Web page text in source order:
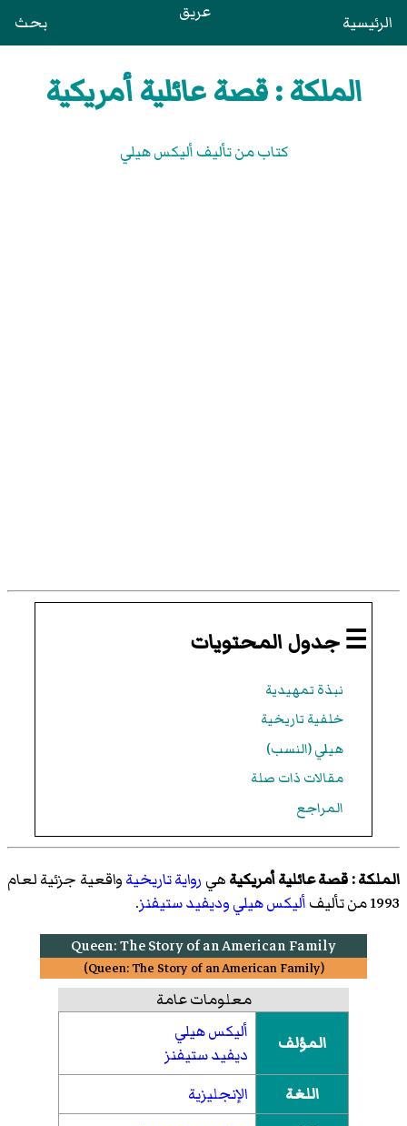
الرئيسية عريق بحث
الملكة : قصة عائلية أمريكية
كتاب من تأليف أليكس هيلي
☰ جدول المحتويات
نبذة تمهيدية
خلفية تاريخية
هيلي (النسب)
مقالات ذات صلة
المراجع
الملكة : قصة عائلية أمريكيةهي رواية تاريخيةواقعية جزئية لعام
1993 من تأليف
أليكس هيليوديفيد ستيفنز.
Queen: The Story of an American Family
(
Queen: The Story of an American Family
)‏
معلومات عامة
المؤلف
أليكس هيلي
ديفيد ستيفنز
اللغة
الإنجليزية